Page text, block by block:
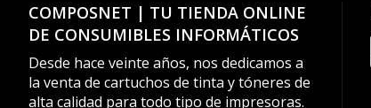
COMPOSNET | TU TIENDA ONLINE
DE CONSUMIBLES INFORMÁTICOS
Desde hace veinte años, nos dedicamos a
la venta de cartuchos de tinta y tóneres de
alta calidad para todo tipo de impresoras.